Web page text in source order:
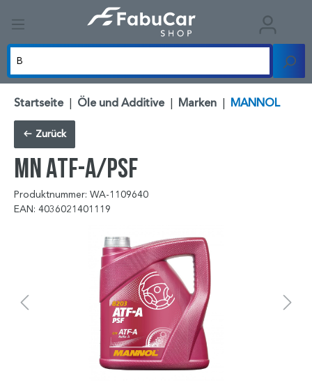
Startseite | Öle und Additive | Marken | MANNOL
Zurück
MN ATF-A/PSF
Produktnummer: WA-1109640
EAN: 4036021401119